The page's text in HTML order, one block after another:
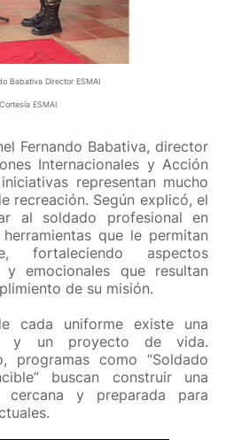
Babativa Director ESMAI
Cortesía ESMAI
Fernando Babativa, director
Internacionales y Acción
representan mucho
recreación. Según explicó, el
al soldado profesional en
que le permitan
fortaleciendo aspectos
y emocionales que resultan
de su misión.
cada uniforme existe una
y un proyecto de vida.
programas como “Soldado
buscan construir una
cercana y preparada para